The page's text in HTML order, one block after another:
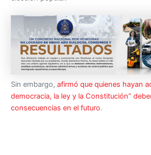
Sin embargo,afirmó que quienes hayan
democracia, la ley y la Constitución”
consecuencias en el futuro.